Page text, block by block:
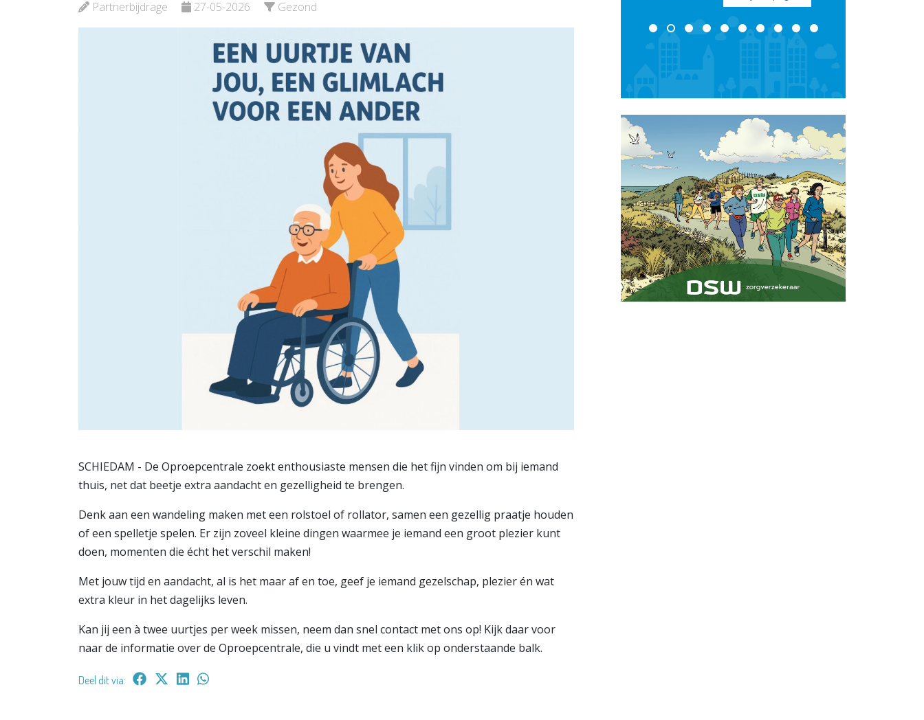
Partnerbijdrage 27-05-2026 Gezond
SCHIEDAM - De Oproepcentrale zoekt enthousiaste mensen die het fijn vinden om bij iemand
thuis, net dat beetje extra aandacht en gezelligheid te brengen.
Denk aan een wandeling maken met een rolstoel of rollator, samen een gezellig praatje houden
of een spelletje spelen. Er zijn zoveel kleine dingen waarmee je iemand een groot plezier kunt
doen, momenten die écht het verschil maken!
Met jouw tijd en aandacht, al is het maar af en toe, geef je iemand gezelschap, plezier én wat
extra kleur in het dagelijks leven.
Kan jij een à twee uurtjes per week missen, neem dan snel contact met ons op! Kijk daar voor
naar de informatie over de Oproepcentrale, die u vindt met een klik op onderstaande balk.
Deel dit via:
Bekijk de pagina
Bekijk de pagina